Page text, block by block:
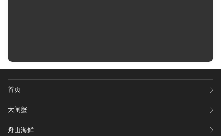
首页
大闸蟹
舟山海鲜